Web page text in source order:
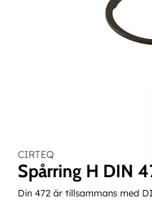
CIRTEQ
Spårring H DIN
Din 472 är tillsammans med